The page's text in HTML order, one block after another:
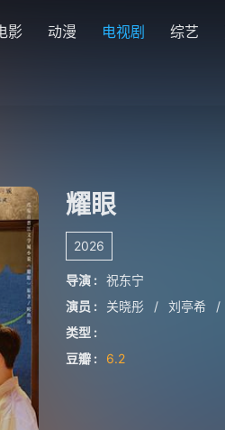
影 动漫 电视剧 综艺
耀眼
2026
导演 :
祝东宁
演员 :
关晓彤 / 刘亭希 /
类型 :
豆瓣 :
6.2